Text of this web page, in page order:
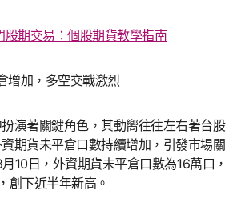
股期交易：個股期貨教學指南
增加，多空交戰激烈
演著關鍵角色，其動嚮往往左右著台股
期貨未平倉口數持續增加，引發市場關
10日，外資期貨未平倉口數為16萬口，
創下近半年新高。